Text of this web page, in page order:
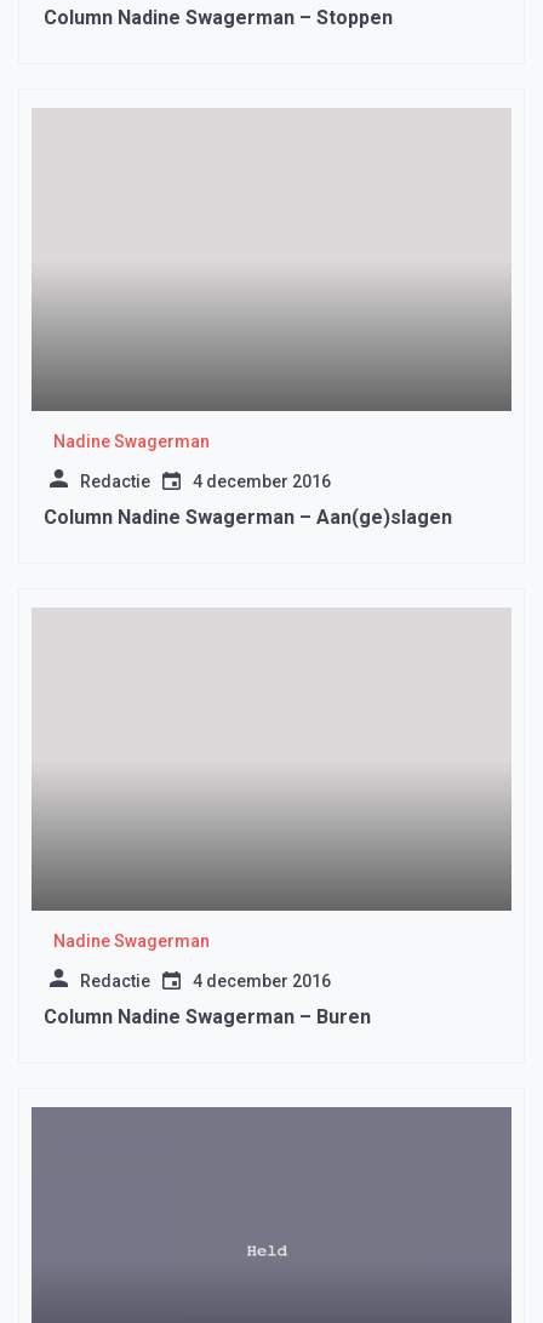
Column Nadine Swagerman – Stoppen
Nadine Swagerman
Redactie 4 december 2016
Column Nadine Swagerman – Aan(ge)slagen
Nadine Swagerman
Redactie 4 december 2016
Column Nadine Swagerman – Buren